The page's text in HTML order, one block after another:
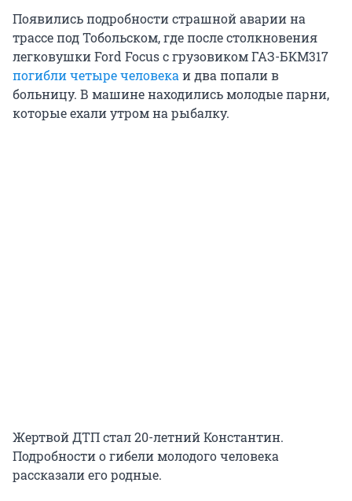
Появились подробности страшной аварии на
трассе под Тобольском, где после столкновения
легковушки Ford Focus с грузовиком ГАЗ-БКМ317
погибли четыре человека и два попали в
больницу. В машине находились молодые парни,
которые ехали утром на рыбалку.
Жертвой ДТП стал 20-летний Константин.
Подробности о гибели молодого человека
рассказали его родные.